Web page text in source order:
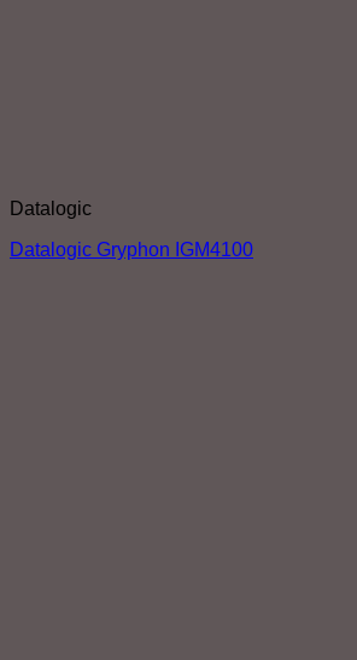
Datalogic
Datalogic Gryphon IGM4100